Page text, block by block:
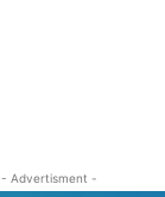
- Advertisment -